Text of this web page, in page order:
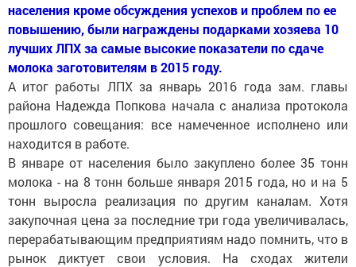
населения кроме обсуждения успехов и проблем по ее
повышению, были награждены подарками хозяева 10
лучших ЛПХ за самые высокие показатели по сдаче
молока заготовителям в 2015 году.
А итог работы ЛПХ за январь 2016 года зам. главы
района Надежда Попкова начала с анализа протокола
прошлого совещания: все намеченное исполнено или
находится в работе.
В январе от населения было закуплено более 35 тонн
молока - на 8 тонн больше января 2015 года, но и на 5
тонн выросла реализация по другим каналам. Хотя
закупочная цена за последние три года увеличивалась,
перерабатывающим предприятиям надо помнить, что в
рынок диктует свои условия. На сходах жители